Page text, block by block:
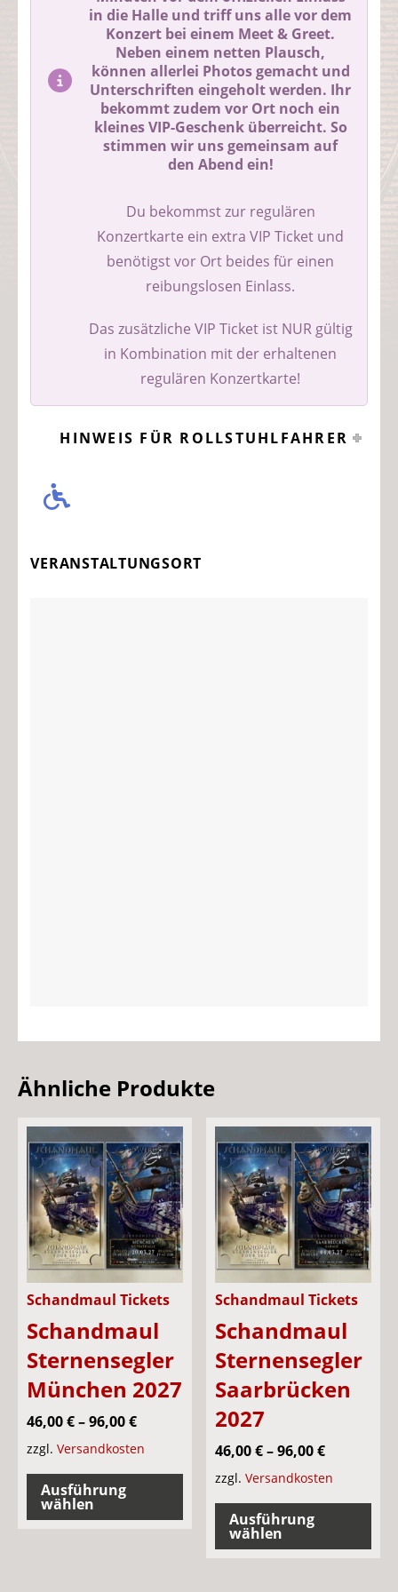
in die Halle und triff uns alle vor dem
Konzert bei einem Meet & Greet.
Neben einem netten Plausch,
können allerlei Photos gemacht und
Unterschriften eingeholt werden. Ihr
bekommt zudem vor Ort noch ein
kleines VIP-Geschenk überreicht. So
stimmen wir uns gemeinsam auf
den Abend ein!
Du bekommst zur regulären
Konzertkarte ein extra VIP Ticket und
benötigst vor Ort beides für einen
reibungslosen Einlass.
Das zusätzliche VIP Ticket ist NUR gültig
in Kombination mit der erhaltenen
regulären Konzertkarte!
HINWEIS FÜR ROLLSTUHLFAHRER
VERANSTALTUNGSORT
Ähnliche Produkte
Schandmaul Tickets
Schandmaul
Sternensegler
München 2027
46,00€–96,00€
zzgl. Versandkosten
Ausführung
wählen
Dieses
weist
mehrere
Schandmaul Tickets
Schandmaul
Sternensegler
Saarbrücken
2027
46,00€–96,00€
zzgl.Versandkosten
Ausführung
wählen